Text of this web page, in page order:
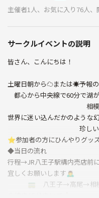
主催者1人、お気に入り76人、
サークルイベントの説明
皆さん、こんにちは！
土曜日朝から☁️または☀️予報
都心から中央線で60
相模湖は、神奈川
世界に迷い込んだかのよ
珍しい湖がありま
⭐️参加者の方にひんやりグッ
◆当日の流れ
行程→JR八王子駅構内売店前
宜しくお願いします🙇‍♂️
🚃 八王子→高